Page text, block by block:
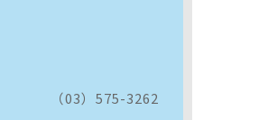
（03）575-3262